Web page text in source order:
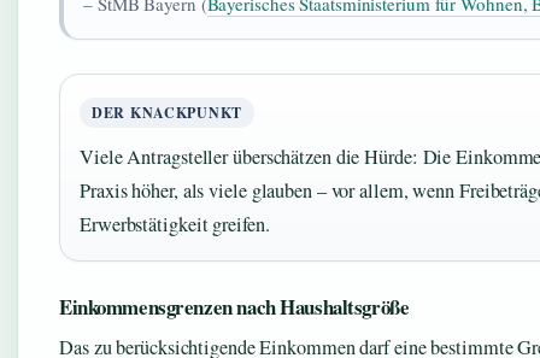
DER KNACKPUNKT
Viele Antragsteller überschätzen die Hürde: Die
Praxis höher, als viele glauben – vor allem, wenn
Erwerbstätigkeit greifen.
Einkommensgrenzen nach Haushaltsgröße
Das zu berücksichtigende Einkommen darf eine bestimmte